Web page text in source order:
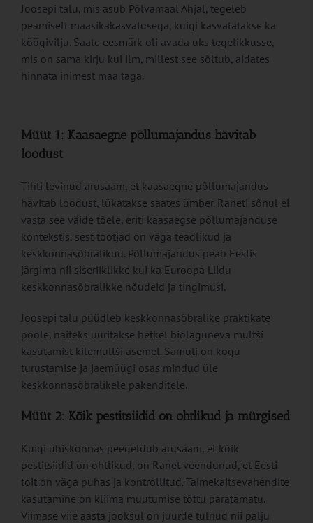
Joosepi talu, mis asub Põlvamaal Ahjal, tegeleb
peamiselt maasikakasvatusega, kuigi kasvatatakse ka
köögivilju. Saate eesmärk oli avada uks tegelikkusse,
mis on sama kirju kui ilm, millest see sõltub, aidates
hinnata inimest maa taga.
Müüt 1: Kaasaegne põllumajandus hävitab
loodust
Tihti levinud arusaam, et kaasaegne põllumajandus
hävitab loodust, lükatakse saates ümber. Raneti sõnul ei
vasta see väide tõele, eriti kaasaegse põllumajanduse
kontekstis, sest tootjad on väga teadlikud ja
keskkonnasõbralikud. Põllumajandus peab Eestis
järgima nii siseriiklikke kui ka Euroopa Liidu
keskkonnasõbralikke nõudeid ja tingimusi.
Joosepi talu püüdleb keskkonnasõbralike praktikate
poole, näiteks uuritakse hetkel biolaguneva multši
kasutamist kilemultši asemel. Samuti on kogu
turustamise ja jaemüügi osas mindud üle
keskkonnasõbralikele pakenditele.
Müüt 2: Kõik pestitsiidid on ohtlikud ja mürgised
Kuigi ühiskonnas peegeldub arusaam, et kõik
pestitsiidid on ohtlikud, on Ranet veendunud, et Eesti
toit on väga puhas ja kontrollitud. Taimekaitsevahendite
kasutamine on kliima muutumise tõttu paratamatu.
Viimase viie aasta jooksul on juurde tulnud nii palju